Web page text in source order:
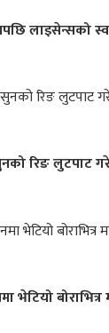
लाइसेन्सको
रिङ लुटपाट
भेटियो